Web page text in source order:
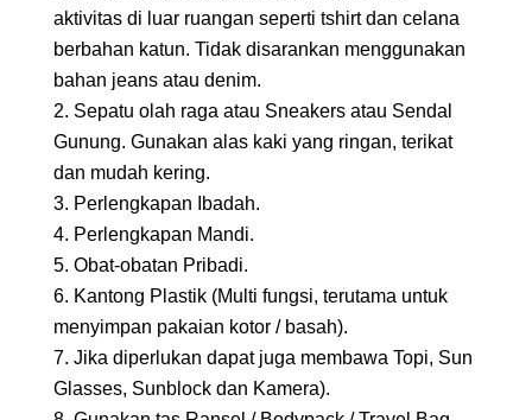
aktivitas di luar ruangan seperti tshirt dan celana
berbahan katun. Tidak disarankan menggunakan
bahan jeans atau denim.
Sepatu olah raga atau Sneakers atau Sendal
Gunung. Gunakan alas kaki yang ringan, terikat
dan mudah kering.
Perlengkapan Ibadah.
Perlengkapan Mandi.
Obat-obatan Pribadi.
Kantong Plastik (Multi fungsi, terutama untuk
menyimpan pakaian kotor / basah).
Jika diperlukan dapat juga membawa Topi, Sun
Glasses, Sunblock dan Kamera).